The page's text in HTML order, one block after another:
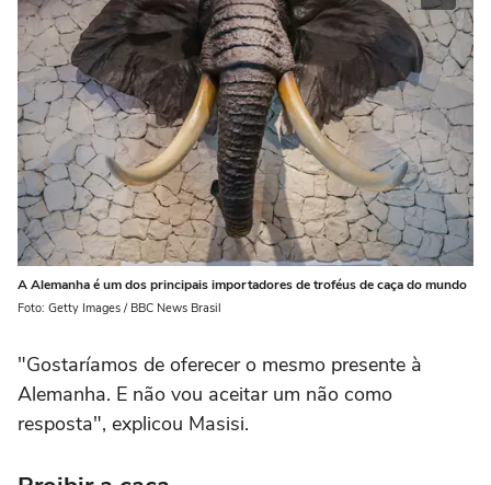
A Alemanha é um dos principais importadores de troféus de caça do mundo
Foto: Getty Images / BBC News Brasil
"Gostaríamos de oferecer o mesmo presente à
Alemanha. E não vou aceitar um não como
resposta", explicou Masisi.